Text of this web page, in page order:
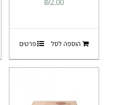
הוספה לסל פרטים